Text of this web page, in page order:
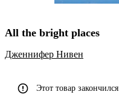
All the bright places
Дженнифер Нивен
Этот товар закончился